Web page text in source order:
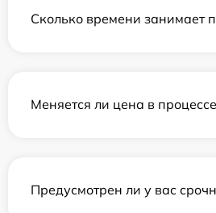
Сколько времени занимает
Меняется ли цена в
Предусмотрен ли у вас